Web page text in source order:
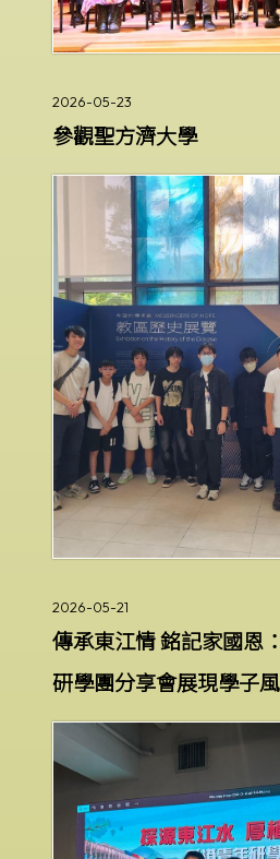
2026-05-23
參觀聖方濟大學
2026-05-21
傳承東江情 銘記家國恩
研學團分享會展現學子